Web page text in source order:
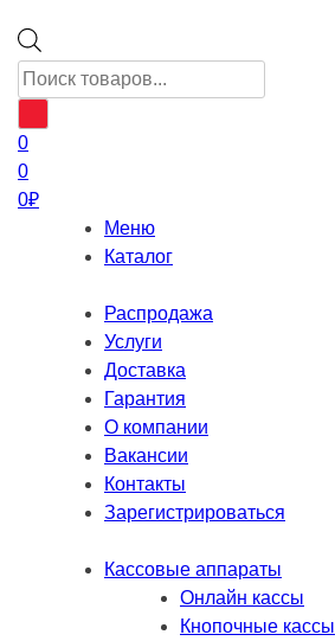
Поиск
товаров
0
0
0₽
Меню
Каталог
Распродажа
Услуги
Доставка
Гарантия
О компании
Вакансии
Контакты
Зарегистрироваться
Кассовые аппараты
Онлайн кассы
Кнопочные кассы